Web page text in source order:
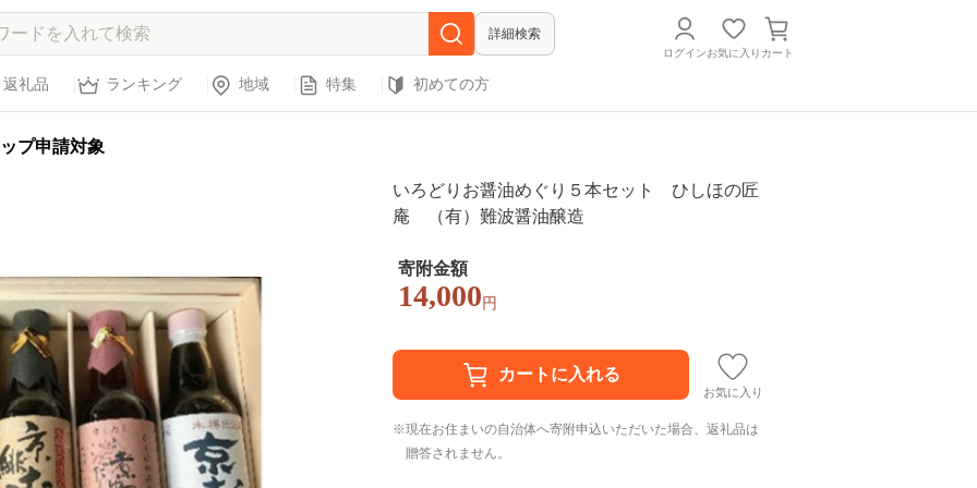
詳細検索
ログインお気に入り カート
返礼品 ランキング 地域 特集 初めての方
プ申請対象
いろどりお醤油めぐり５本セット ひしほの匠
庵 （有）難波醤油醸造
寄附金額
14,000 円
お気に入り
現在お住まいの自治体へ寄附申込いただいた場合、返礼品は
贈答されません。